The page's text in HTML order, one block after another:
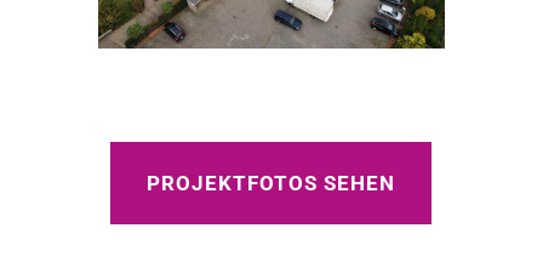
PROJEKTFOTOS SEHEN